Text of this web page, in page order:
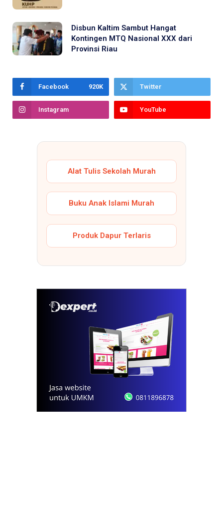
Disbun Kaltim Sambut Hangat
Kontingen MTQ Nasional XXX dari
Provinsi Riau
Facebook 920K Twitter
Instagram YouTube
Alat Tulis Sekolah Murah
Buku Anak Islami Murah
Produk Dapur Terlaris